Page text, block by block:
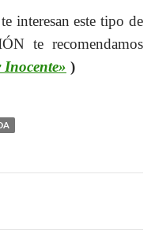
interesan este tipo de
te recomendamos
Inocente» )